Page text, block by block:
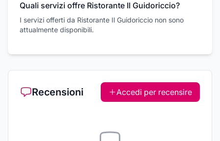
Quali servizi offre Ristorante Il Guidoriccio?
I servizi offerti da Ristorante Il Guidoriccio non sono
attualmente disponibili.
Recensioni Accedi per recensire